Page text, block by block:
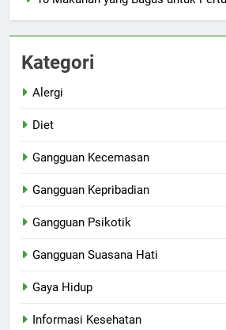
Kategori
Alergi
Diet
Gangguan Kecemasan
Gangguan Kepribadian
Gangguan Psikotik
Gangguan Suasana Hati
Gaya Hidup
Informasi Kesehatan